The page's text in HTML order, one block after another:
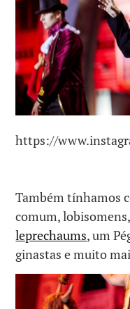
https://
Também tínhamos
comum,
leprechaums, um
ginastas e muito